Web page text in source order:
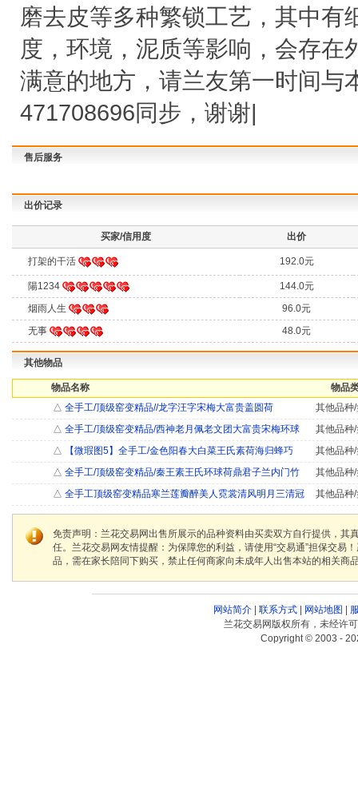
磨去皮等多种繁锁工艺，其中
度，环境，泥质等影响，会存
满意的地方，请兰友第一时间与
471708696同步，谢谢|
售后服务
出价记录
买家/信用度 出价
打架的干活 192.0元
陽1234
144.0元
烟雨人生
96.0元
无事
48.0元
其他物品
物品名称
物品
△ 全手工/顶级窑变精品//龙字汪字宋梅大富贵盖圆荷
其他品种
△ 全手工/顶级窑变精品/西神老月佩老文团大富贵宋梅环球
其他品种
△ 【微瑕图5】全手工/金色阳春大白菜王氏素荷海归蜂巧
其他品种
△ 全手工/顶级窑变精品/秦王素王氏环球荷鼎君子兰内门竹
其他品种
△ 全手工顶级窑变精品寒兰莲瓣醉美人霓裳清风明月三清冠 其他品种
免责声明：兰花交易网出售所展示的品种资料由买卖双方自行提供，
任。兰花交易网友情提醒：为保障您的利益，请使用“交易通”担保交
品，需在家长陪同下购买，禁止任何商家向未成年人出售本站的相关商
网站简介| 联系方式| 网站地图
兰花交易网版权所有，未经许
Copyright © 2003 -